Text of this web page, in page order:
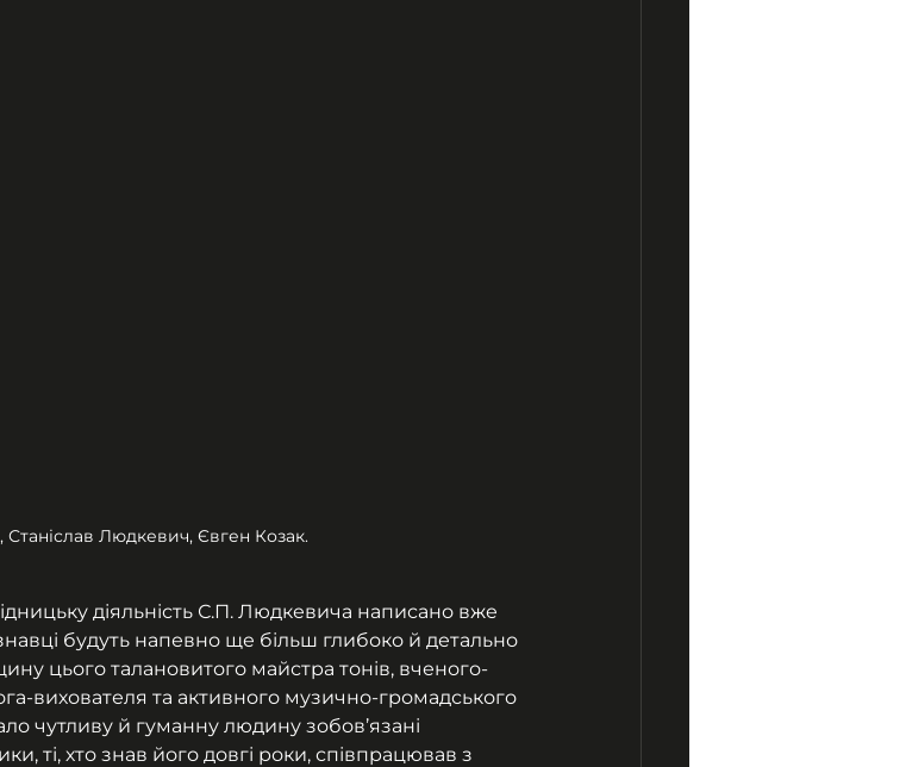
Станіслав Людкевич, Євген Козак.
діяльність С.П. Людкевича написано вже
будуть напевно ще більш глибоко й детально
цього талановитого майстра тонів, вченого-
вихователя та активного музично-громадського
чутливу й гуманну людину зобов’язані
ті, хто знав його довгі роки, співпрацював з